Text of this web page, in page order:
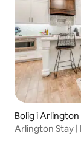
Bolig i Arlington
Arlington Stay |